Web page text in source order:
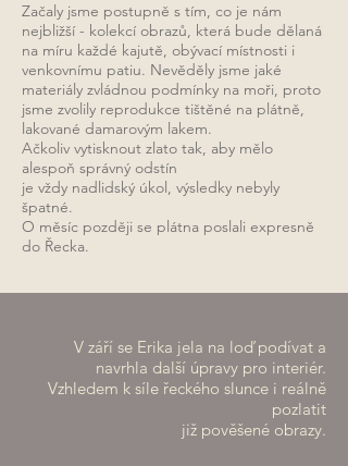
Začaly jsme postupně s tím, co je nám
nejbližší - kolekcí obrazů, která bude dělaná
na míru každé kajutě, obývací místnosti i
venkovnímu patiu. Nevěděly jsme jaké
materiály zvládnou podmínky na moři, proto
jsme zvolily reprodukce tištěné na plátně,
lakované damarovým lakem.
Ačkoliv vytisknout zlato tak, aby mělo
alespoň správný odstín
je vždy nadlidský úkol, výsledky nebyly
špatné.
O měsíc později se plátna poslali expresně
do Řecka.
V září se Erika jela na loď podívat a
navrhla další úpravy pro interiér.
Vzhledem k síle řeckého slunce i reálně
pozlatit
již pověšené obrazy.